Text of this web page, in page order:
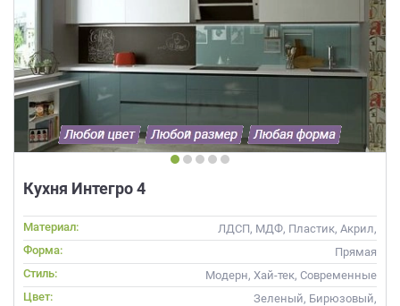
Кухня Интегро 4
Материал:
ЛДСП, МДФ, Пластик, Акрил,
Alvic / УФ лак, Глянцевые
Форма:
Прямая
Стиль:
Модерн, Хай-тек, Современные
Цвет:
Зеленый, Бирюзовый,